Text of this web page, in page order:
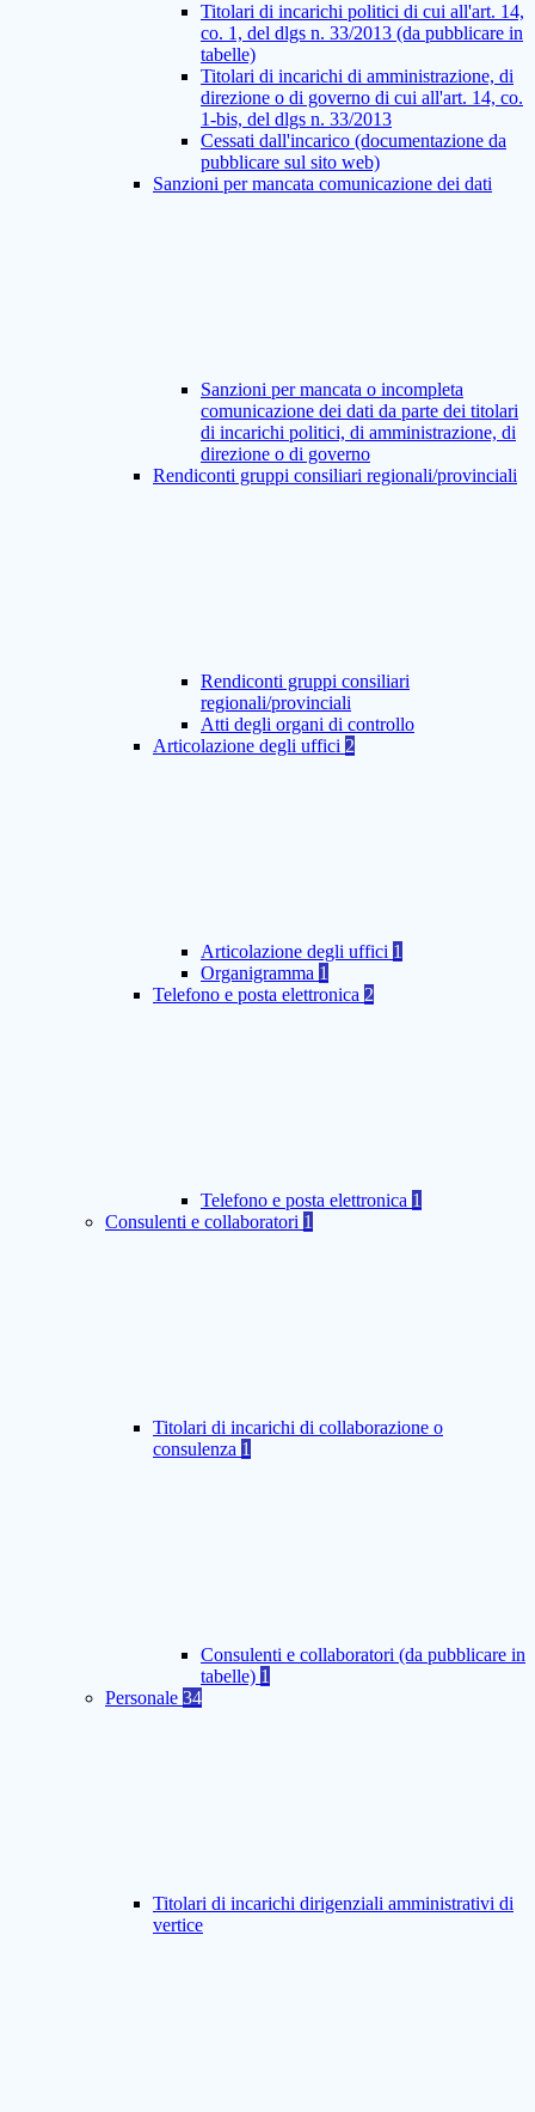
Titolari di incarichi politici di cui all'art. 14,
co. 1, del dlgs n. 33/2013 (da pubblicare in
tabelle)
Titolari di incarichi di amministrazione, di
direzione o di governo di cui all'art. 14, co.
1-bis, del dlgs n. 33/2013
Cessati dall'incarico (documentazione da
pubblicare sul sito web)
Sanzioni per mancata comunicazione dei dati
Sanzioni per mancata o incompleta
comunicazione dei dati da parte dei titolari
di incarichi politici, di amministrazione, di
direzione o di governo
Rendiconti gruppi consiliari regionali/provinciali
Rendiconti gruppi consiliari
regionali/provinciali
Atti degli organi di controllo
Articolazione degli uffici 2
Articolazione degli uffici 1
Organigramma 1
Telefono e posta elettronica 2
Telefono e posta elettronica 1
Consulenti e collaboratori 1
Titolari di incarichi di collaborazione o
consulenza 1
Consulenti e collaboratori (da pubblicare in
tabelle) 1
Personale 34
Titolari di incarichi dirigenziali amministrativi di
vertice